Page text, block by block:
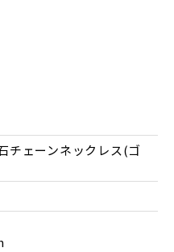
チェーンネックレス(ゴ